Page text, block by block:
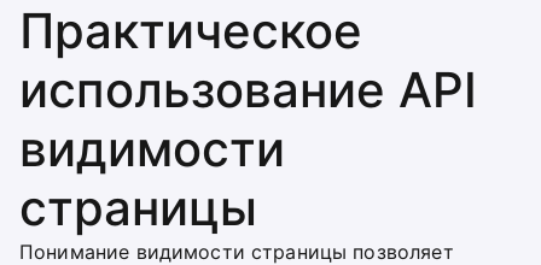
Практическое
использование API
видимости
страницы
Понимание видимости страницы позволяет